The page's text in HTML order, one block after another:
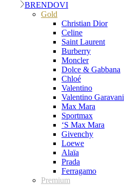
BRENDOVI
Gold
Christian Dior
Celine
Saint Laurent
Burberry
Moncler
Dolce & Gabbana
Chloé
Valentino
Valentino Garavani
Max Mara
Sportmax
‘S Max Mara
Givenchy
Loewe
Alaïa
Prada
Ferragamo
Premium